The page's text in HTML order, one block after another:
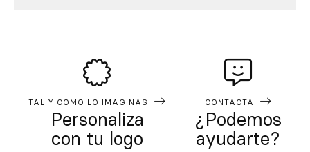
TAL Y COMO LO IMAGINAS
Personaliza
con tu logo
CONTACTA
¿Podemos
ayudarte?